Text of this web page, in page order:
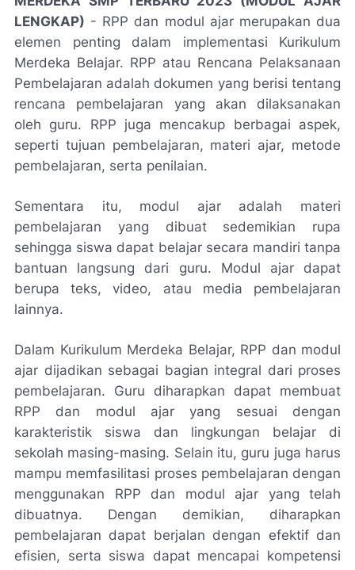
LENGKAP) - RPP dan modul ajar merupakan dua
elemen penting dalam implementasi Kurikulum
Merdeka Belajar. RPP atau Rencana Pelaksanaan
Pembelajaran adalah dokumen yang berisi tentang
rencana pembelajaran yang akan dilaksanakan
oleh guru. RPP juga mencakup berbagai aspek,
seperti tujuan pembelajaran, materi ajar, metode
pembelajaran, serta penilaian.
Sementara itu, modul ajar adalah materi
pembelajaran yang dibuat sedemikian rupa
sehingga siswa dapat belajar secara mandiri tanpa
bantuan langsung dari guru. Modul ajar dapat
berupa teks, video, atau media pembelajaran
lainnya.
Dalam Kurikulum Merdeka Belajar, RPP dan modul
ajar dijadikan sebagai bagian integral dari proses
pembelajaran. Guru diharapkan dapat membuat
RPP dan modul ajar yang sesuai dengan
karakteristik siswa dan lingkungan belajar di
sekolah masing-masing. Selain itu, guru juga harus
mampu memfasilitasi proses pembelajaran dengan
menggunakan RPP dan modul ajar yang telah
dibuatnya. Dengan demikian, diharapkan
pembelajaran dapat berjalan dengan efektif dan
efisien, serta siswa dapat mencapai kompetensi